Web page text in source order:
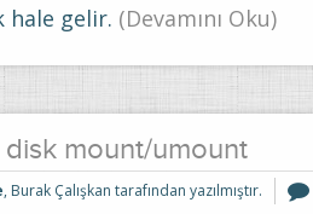
hale gelir. (Devamını Oku)
mount/umount
, Burak Çalışkan tarafından yazılmıştır.